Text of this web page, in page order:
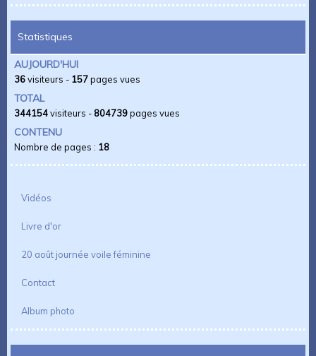
Statistiques
AUJOURD'HUI
36visiteurs - 157pages vues
TOTAL
344154visiteurs - 804739pages vues
CONTENU
Nombre de pages : 18
Vidéos
Livre d'or
20 août journée voile féminine
Contact
Album photo